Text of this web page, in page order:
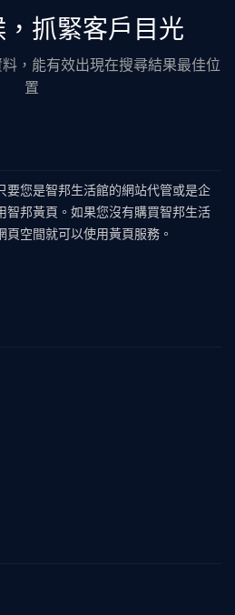
抓緊客戶目光
，能有效出現在搜尋結果最佳位
置
要您是智邦生活館的網站代管或是企
智邦黃頁。如果您沒有購買智邦生活
空間就可以使用黃頁服務。